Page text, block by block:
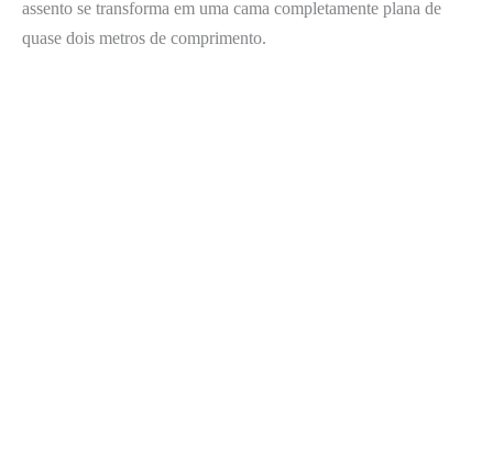
assento se transforma em uma cama completamente plana de
quase dois metros de comprimento.